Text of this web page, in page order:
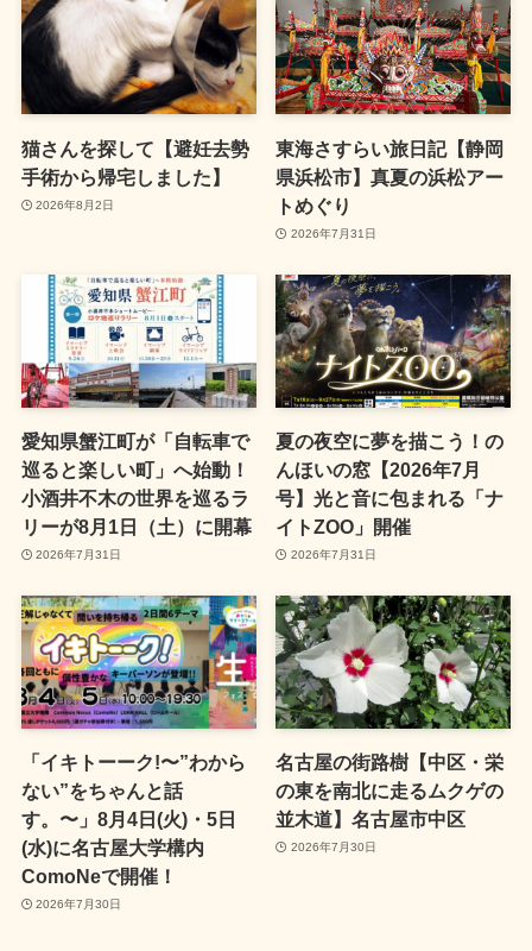
猫さんを探して【避妊去勢
手術から帰宅しました】
2026年8月2日
東海さすらい旅日記【静岡
県浜松市】真夏の浜松アー
トめぐり
2026年7月31日
愛知県蟹江町が「自転車で
巡ると楽しい町」へ始動！
小酒井不木の世界を巡るラ
リーが8月1日（土）に開幕
2026年7月31日
夏の夜空に夢を描こう！の
んほいの窓【2026年7月
号】光と音に包まれる「ナ
イトZOO」開催
2026年7月31日
「イキトーーク!〜”わから
ない”をちゃんと話
す。〜」8月4日(火)・5日
(水)に名古屋大学構内
ComoNeで開催！
2026年7月30日
名古屋の街路樹【中区・栄
の東を南北に走るムクゲの
並木道】名古屋市中区
2026年7月30日